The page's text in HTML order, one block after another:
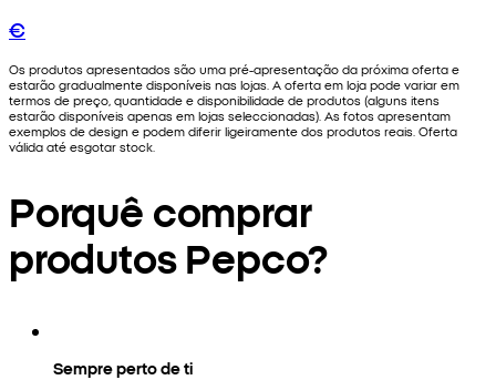
€
Os produtos apresentados são uma pré-apresentação da próxima oferta e
estarão gradualmente disponíveis nas lojas. A oferta em loja pode variar em
termos de preço, quantidade e disponibilidade de produtos (alguns itens
estarão disponíveis apenas em lojas seleccionadas). As fotos apresentam
exemplos de design e podem diferir ligeiramente dos produtos reais. Oferta
válida até esgotar stock.
Porquê comprar
produtos Pepco?
Sempre perto de ti